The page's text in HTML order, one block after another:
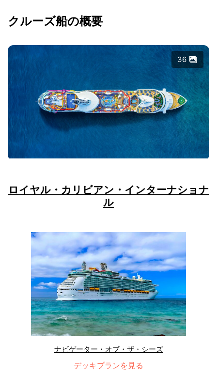
クルーズ船の概要
36
ロイヤル・カリビアン・インターナショナ
ル
ナビゲーター・オブ・ザ・シーズ
デッキプランを見る